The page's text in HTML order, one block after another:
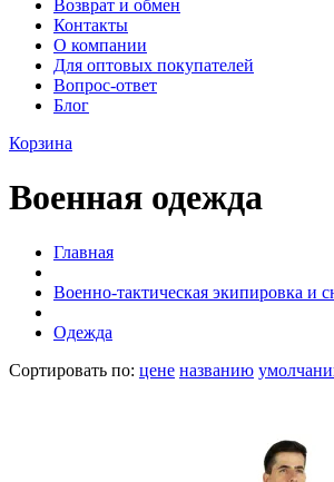
Возврат и обмен
Контакты
О компании
Для оптовых покупателей
Вопрос-ответ
Блог
Корзина
Военная одежда
Главная
Военно-тактическая экипировка и
Одежда
Сортировать по: цене названию